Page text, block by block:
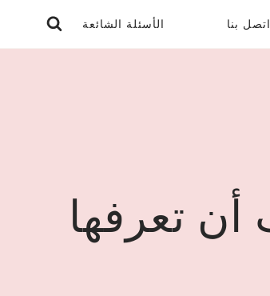
اتصل بنا الأسئلة الشائعة